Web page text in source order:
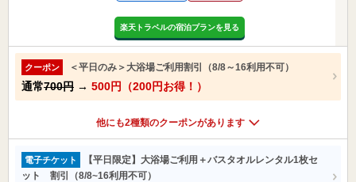
楽天トラベルの宿泊プランを見る
クーポン ＜平日のみ＞大浴場ご利用割引（8/8～16利用不可）
通常700円 → 500円（200円お得！）
他にも2種類のクーポンがあります
電子チケット
【平日限定】大浴場ご利用＋バスタオルレンタル1枚セ
ット 割引（8/8~16利用不可）